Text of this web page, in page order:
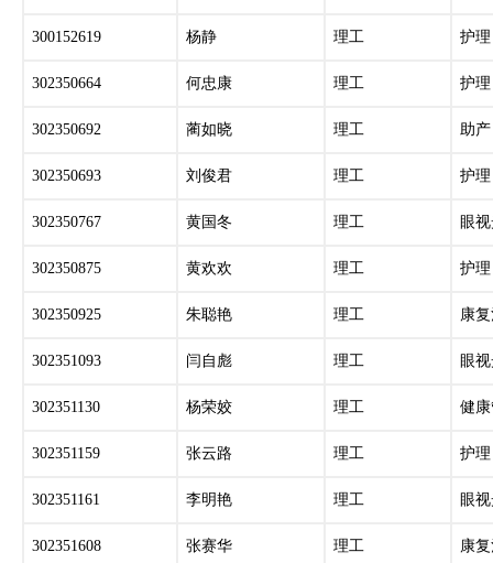
300152619 杨静 理工 护理
302350664 何忠康 理工 护理
302350692 蔺如晓 理工 助产
302350693 刘俊君 理工 护理
302350767 黄国冬 理工 眼
302350875 黄欢欢 理工 护理
302350925 朱聪艳 理工 康
302351093 闫自彪 理工 眼
302351130 杨荣姣 理工 健
302351159 张云路 理工 护理
302351161 李明艳 理工 眼
302351608 张赛华 理工 康